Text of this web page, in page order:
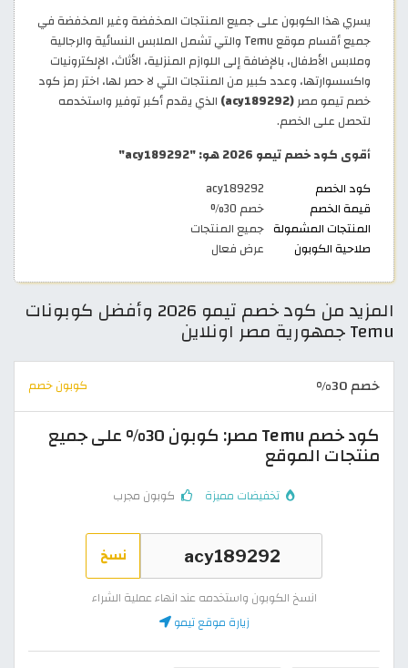
يسري هذا الكوبون على جميع المنتجات المخفضة وغير المخفضة في
جميع أقسام موقع Temu والتي تشمل الملابس النسائية والرجالية
وملابس الأطفال، بالإضافة إلى اللوازم المنزلية، الأثاث، الإلكترونيات
واكسسوارتها، وعدد كبير من المنتجات التي لا حصر لها، اختر رمز كود
خصم تيمو مصر(acy189292)
الذي يقدم أكبر توفير واستخدمه
لتحصل على الخصم.
أقوى كود خصم تيمو 2026 هو: "acy189292"
كود الخصم
acy189292
قيمة الخصم
خصم 30%
المنتجات المشمولة جميع المنتجات
صلاحية الكوبون
عرض فعال
المزيد من كود خصم تيمو 2026 وأفضل كوبونات
Temu جمهورية مصر اونلاين
خصم 30% كوبون خصم
كود خصم Temu مصر: كوبون 30% على جميع
منتجات الموقع
تخفيضات مميزة كوبون مجرب
نسخ
انسخ الكوبون واستخدمه عند انهاء عملية الشراء
زيارة موقع تيمو